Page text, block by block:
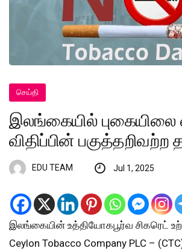
செய்தி
இலங்கையில் புகையிலை
விதிப்பின்
EDU TEAM Jul 1, 2025
இலங்கையின் உத்தியோகபூர்வ சிகரெட்
Ceylon Tobacco Company PLC –